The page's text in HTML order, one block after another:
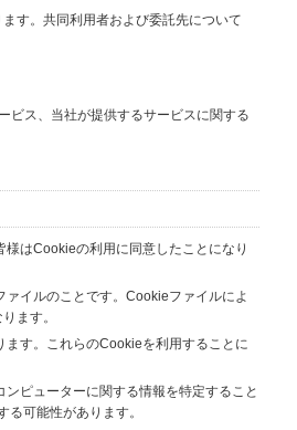
す。共同利用者および委託先について
ビス、当社が提供するサービスに関する
はCookieの利用に同意したことになり
イルのことです。Cookieファイルによ
ます。
す。これらのCookieを利用することに
ピューターに関する情報を特定すること
可能性があります。